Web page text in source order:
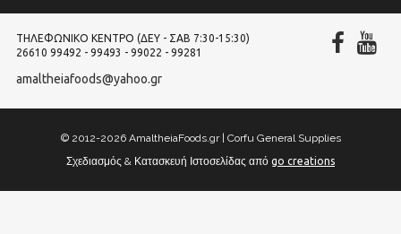
ΤΗΛΕΦΩΝΙΚΌ ΚΈΝΤΡΟ (ΔΕΥ - ΣΑΒ 7:30-15:30)
26610 99492 - 99493 - 99022 - 99281
amaltheiafoods@yahoo.gr
© 2012-2026 AmaltheiaFoods.gr | Corfu General Supplies
Σχεδιασμός & Κατασκευή Ιστοσελίδας από go creations